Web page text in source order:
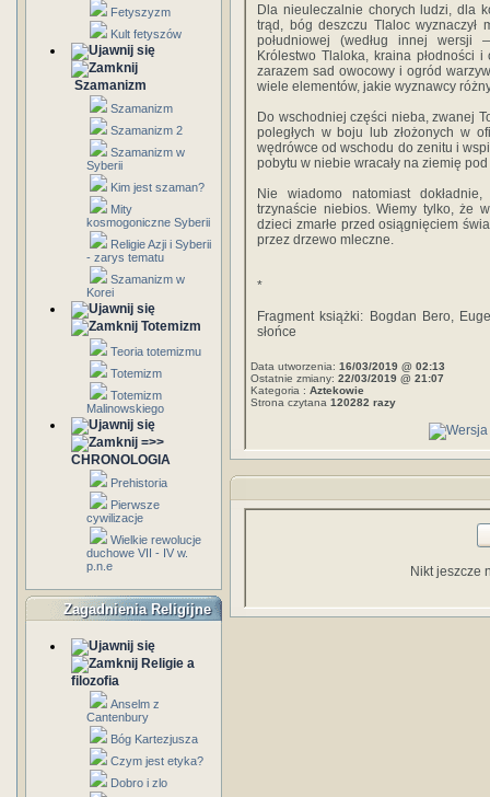
Fetyszyzm
Kult fetyszów
Szamanizm
Szamanizm
Szamanizm 2
Szamanizm w
Syberii
Kim jest szaman?
Mity
kosmogoniczne Syberii
Religie Azji i Syberii
- zarys tematu
Szamanizm w
Korei
Totemizm
Teoria totemizmu
Totemizm
Totemizm
Malinowskiego
=>>
CHRONOLOGIA
Prehistoria
Pierwsze
cywilizacje
Wielkie rewolucje
duchowe VII - IV w.
p.n.e
Zagadnienia Religijne
Religie a
filozofia
Anselm z
Cantenbury
Bóg Kartezjusza
Czym jest etyka?
Dobro i zlo
Dla nieuleczalnie chorych ludzi, dla
trąd, bóg deszczu Tlaloc wyznaczył
południowej (według innej wersji
Królestwo Tlaloka, kraina płodności
zarazem sad owocowy i ogród
wiele elementów, jakie wyznawcy
Do wschodniej części nieba, zwanej
poległych w boju lub złożonych w
wędrówce od wschodu do zenitu i
pobytu w niebie wracały na ziemię
Nie wiadomo natomiast
trzynaście niebios. Wiemy tylko, że
dzieci zmarłe przed osiągnięciem
przez drzewo mleczne.
*
Fragment książki: Bogdan Bero,
słońce
Data utworzenia: 16/03/2019 @ 02:13
Ostatnie zmiany: 22/03/2019 @ 21:07
Kategoria : Aztekowie
Strona czytana 120282 razy
Nikt jeszcze